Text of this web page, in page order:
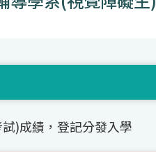
)成績，登記分發入學